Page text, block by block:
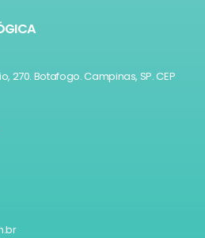
270. Botafogo. Campinas, SP. CEP